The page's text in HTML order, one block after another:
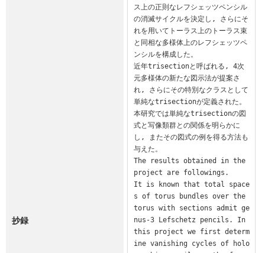
抄録
ス上の正則なレフシェッツペンシル
の消滅サイクルを決定し, さらにそ
れを用いてトーラス上のトーラス束
と同相な多様体上のレフシェッツペ
ンシルを構成した。
近年trisectionと呼ばれる, 4次
元多様体の新たな図示法が提案さ
れ, さらにその特別なクラスとして
単純なtrisectionが定義された。
本研究では単純なtrisectionの図
式と写像類群との関係を明らかに
し, またその図式の例を得る方法も
与えた。
The results obtained in the
project are followings.
It is known that total space
s of torus bundles over the
torus with sections admit ge
nus-3 Lefschetz pencils. In
this project we first determ
ine vanishing cycles of holo